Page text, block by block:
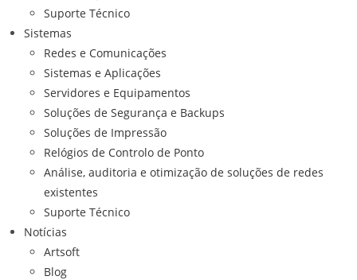
Suporte Técnico
Sistemas
Redes e Comunicações
Sistemas e Aplicações
Servidores e Equipamentos
Soluções de Segurança e Backups
Soluções de Impressão
Relógios de Controlo de Ponto
Análise, auditoria e otimização de soluções de redes
existentes
Suporte Técnico
Notícias
Artsoft
Blog